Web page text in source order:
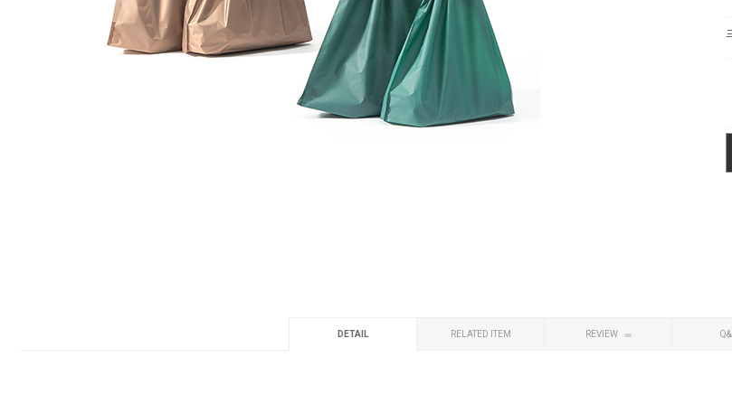
DETAIL RELATED ITEM REVIEW